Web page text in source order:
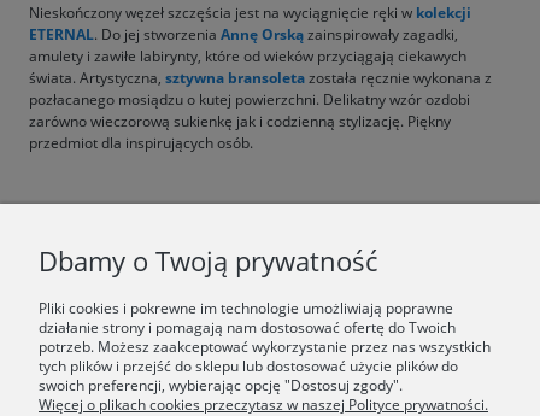
Nieskończony węzeł szczęścia jest na wyciągnięcie ręki w kolekcji
ETERNAL. Do jej stworzenia Annę Orskązainspirowały zagadki,
amulety i zawiłe labirynty, które od wieków przyciągają ciekawych
świata. Artystyczna, sztywna bransoletazostała ręcznie wykonana z
pozłacanego mosiądzu o kutej powierzchni. Delikatny wzór ozdobi
zarówno wieczorową sukienkę jak i codzienną stylizację. Piękny
przedmiot dla inspirujących osób.
ŚWIAT ORSKA
Dołącz do nas:
Dbamy o Twoją prywatność
Pliki cookies i pokrewne im technologie umożliwiają poprawne
działanie strony i pomagają nam dostosować ofertę do Twoich
potrzeb. Możesz zaakceptować wykorzystanie przez nas wszystkich
tych plików i przejść do sklepu lub dostosować użycie plików do
swoich preferencji, wybierając opcję "Dostosuj zgody".
Więcej o plikach cookies przeczytasz w naszej Polityce prywatności.